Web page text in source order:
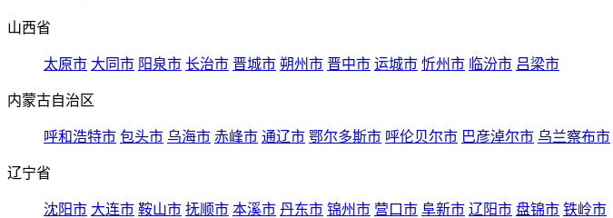
山西省
太原市 大同市 阳泉市 长治市 晋城市 朔州市 晋中市 运城市 忻州市 临汾市 吕梁市
内蒙古自治区
呼和浩特市 包头市 乌海市 赤峰市 通辽市 鄂尔多斯市 呼伦贝尔市 巴彦淖尔市 乌兰察布市
辽宁省
沈阳市 大连市 鞍山市 抚顺市 本溪市 丹东市 锦州市 营口市 阜新市 辽阳市 盘锦市 铁岭市